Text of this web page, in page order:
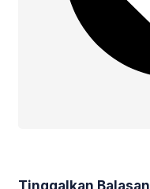
Tinggalkan Balasan